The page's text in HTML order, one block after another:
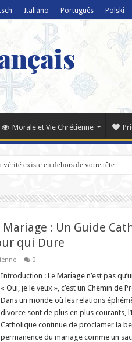
Italiano Português Polski
Morale et Vie Chrétienne
existe en dehors de votre tête
: Un Guide
qui Dure
0
Introduction : Le Mariage n’est pas
« Oui, je le veux », c’est un Chemin de
Dans un monde où les relations
divorce sont de plus en plus courants,
Catholique continue de proclamer la
permanence du mariage comme un